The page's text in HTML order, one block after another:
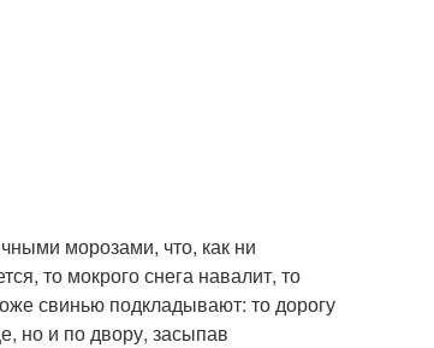
морозами, что, как ни
то мокрого снега навалит, то
свинью подкладывают: то дорогу
но и по двору, засыпав